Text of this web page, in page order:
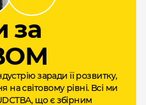
за
заради її розвитку,
світовому рівні. Всі ми
що є збірним